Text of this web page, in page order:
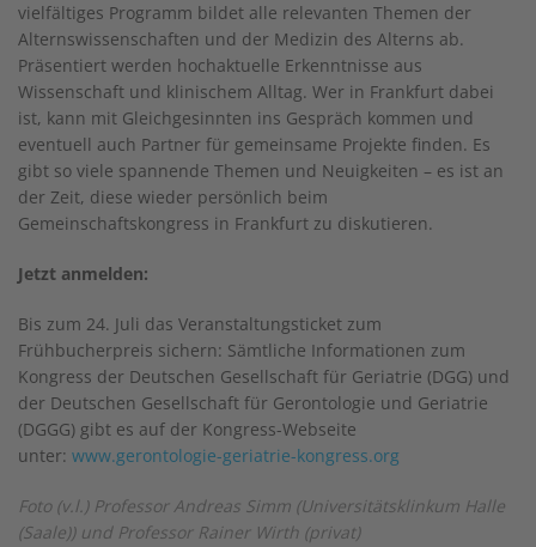
vielfältiges Programm bildet alle relevanten Themen der
Alternswissenschaften und der Medizin des Alterns ab.
Präsentiert werden hochaktuelle Erkenntnisse aus
Wissenschaft und klinischem Alltag. Wer in Frankfurt dabei
ist, kann mit Gleichgesinnten ins Gespräch kommen und
eventuell auch Partner für gemeinsame Projekte finden. Es
gibt so viele spannende Themen und Neuigkeiten – es ist an
der Zeit, diese wieder persönlich beim
Gemeinschaftskongress in Frankfurt zu diskutieren.
Jetzt anmelden:
Bis zum 24. Juli das Veranstaltungsticket zum
Frühbucherpreis sichern: Sämtliche Informationen zum
Kongress der Deutschen Gesellschaft für Geriatrie (DGG) und
der Deutschen Gesellschaft für Gerontologie und Geriatrie
(DGGG) gibt es auf der Kongress-Webseite
unter: www.gerontologie-geriatrie-kongress.org
Foto (v.l.) Professor Andreas Simm (Universitätsklinkum Halle
(Saale)) und Professor Rainer Wirth (privat)